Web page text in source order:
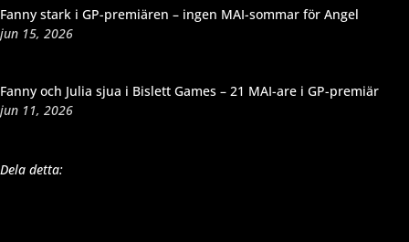
Fanny stark i GP-premiären – ingen MAI-sommar för Angel
jun 15, 2026
Fanny och Julia sjua i Bislett Games – 21 MAI-are i GP-premiär
jun 11, 2026
Dela detta: